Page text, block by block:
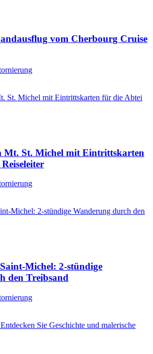
vom Cherbourg Cruise
Mt. St. Michel mit Eintrittskarten
Michel: 2-stündige
den Treibsand